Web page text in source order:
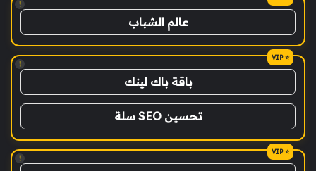
!
عالم الشباب
!
باقة باك لينك
تحسين SEO سلة
!